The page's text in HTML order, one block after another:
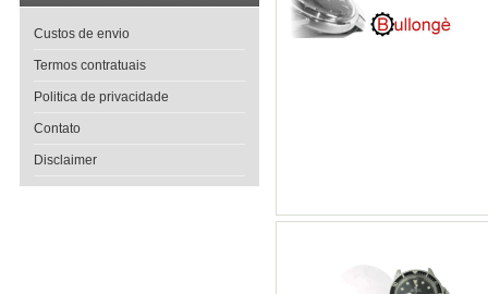
Custos de envio
Termos contratuais
Politica de privacidade
Contato
Disclaimer